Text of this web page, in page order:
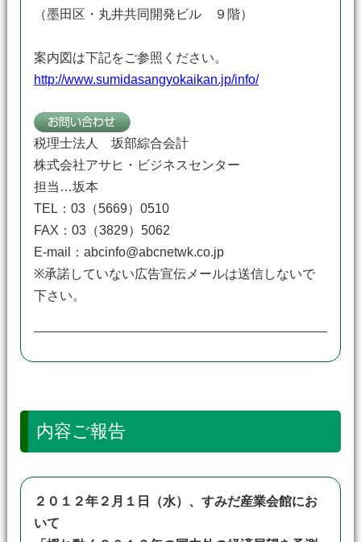
（墨田区・丸井共同開発ビル ９階）
案内図は下記をご参照ください。
http://www.sumidasangyokaikan.jp/info/
税理士法人 坂部綜合会計
株式会社アサヒ・ビジネスセンター
担当…坂本
TEL：03（5669）0510
FAX：03（3829）5062
E-mail：abcinfo@abcnetwk.co.jp
※承諾していない広告宣伝メールは送信しないで
下さい。
内容ご報告
２０１２年２月１日（水）、すみだ産業会館にお
いて